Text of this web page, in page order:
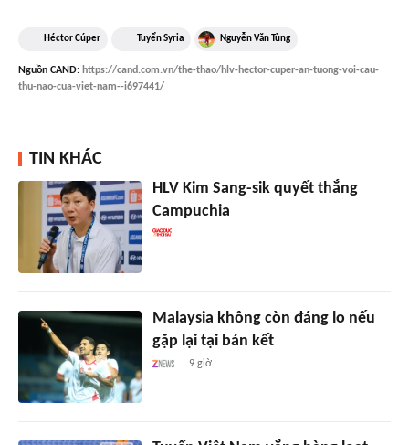
Héctor Cúper Tuyển Syria Nguyễn Văn Tùng
Nguồn CAND: https://cand.com.vn/the-thao/hlv-hector-cuper-an-tuong-voi-cau-
thu-nao-cua-viet-nam--i697441/
TIN KHÁC
HLV Kim Sang-sik quyết thắng
Campuchia
Malaysia không còn đáng lo nếu
gặp lại tại bán kết
9 giờ